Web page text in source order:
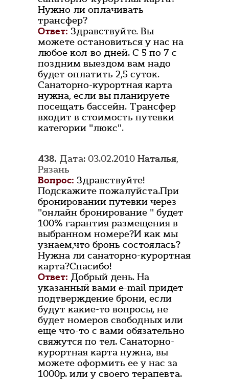
Нужно ли оплачивать
трансфер?
Ответ: Здравствуйте. Вы
можете остановиться у нас на
любое кол-во дней. С 5 по 7 с
поздним выездом вам надо
будет оплатить 2,5 суток.
Санаторно-курортная карта
нужна, если вы планируете
посещать бассейн. Трансфер
входит в стоимость путевки
категории "люкс".
438. Дата: 03.02.2010 Наталья,
Рязань
Вопрос: Здравствуйте!
Подскажите пожалуйста.При
бронировании путевки через
"онлайн бронирование " будет
100% гарантия размещения в
выбранном номере?И как мы
узнаем,что бронь состоялась?
Нужна ли санаторно-курортная
карта?Спасибо!
Ответ: Добрый день. На
указанный вами e-mail придет
подтверждение брони, если
будут какие-то вопросы, не
будет номеров свободных или
еще что-то с вами обязательно
свяжутся по тел. Санаторно-
курортная карта нужна, вы
можете оформить ее у нас за
1000р. или у своего терапевта.